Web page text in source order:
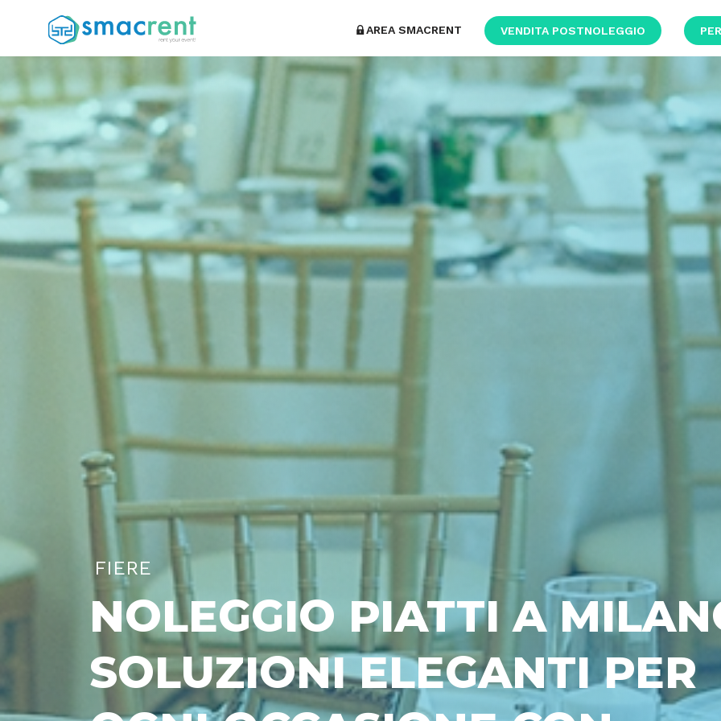
AREA SMACRENT VENDITA POSTNOLEGGIO
FIERE
NOLEGGIO PIATTI A
SOLUZIONI ELEGANTI PER